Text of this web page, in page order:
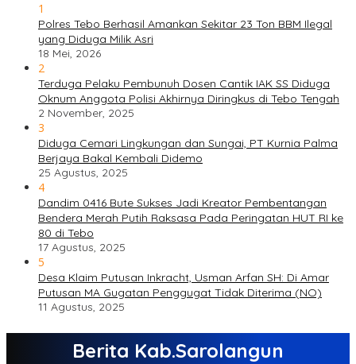
1
Polres Tebo Berhasil Amankan Sekitar 23 Ton BBM Ilegal
yang Diduga Milik Asri
18 Mei, 2026
2
Terduga Pelaku Pembunuh Dosen Cantik IAK SS Diduga
Oknum Anggota Polisi Akhirnya Diringkus di Tebo Tengah
2 November, 2025
3
Diduga Cemari Lingkungan dan Sungai, PT Kurnia Palma
Berjaya Bakal Kembali Didemo
25 Agustus, 2025
4
Dandim 0416 Bute Sukses Jadi Kreator Pembentangan
Bendera Merah Putih Raksasa Pada Peringatan HUT RI ke
80 di Tebo
17 Agustus, 2025
5
Desa Klaim Putusan Inkracht, Usman Arfan SH: Di Amar
Putusan MA Gugatan Penggugat Tidak Diterima (NO)
11 Agustus, 2025
Berita Kab.Sarolangun